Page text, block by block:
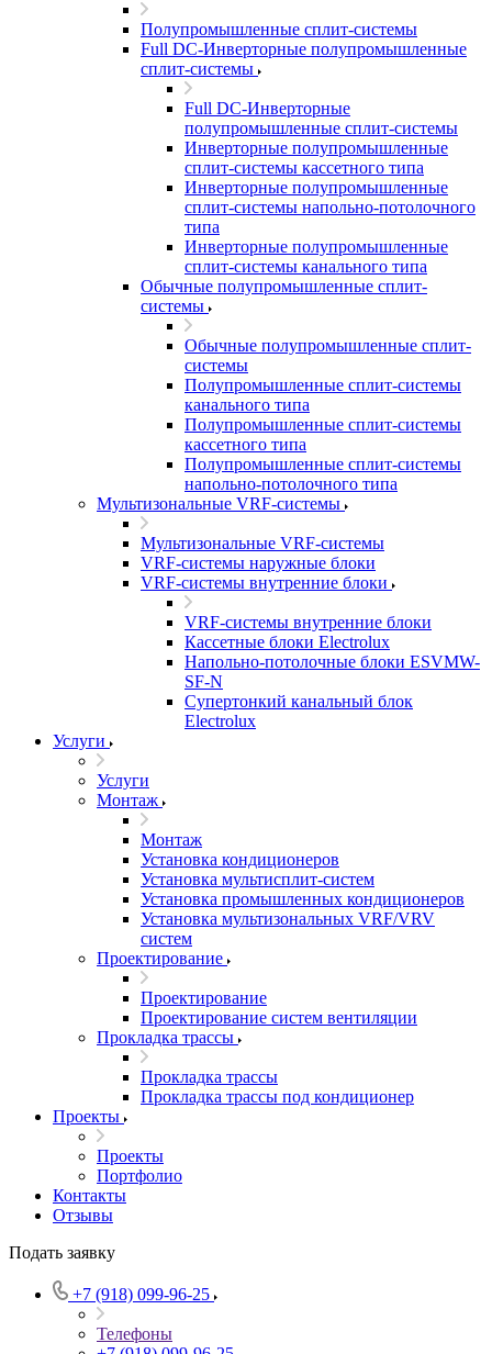
Полупромышленные сплит-системы
Full DC-Инверторные полупромышленные
сплит-системы
Full DC-Инверторные
полупромышленные сплит-системы
Инверторные полупромышленные
сплит-системы кассетного типа
Инверторные полупромышленные
сплит-системы напольно-потолочного
типа
Инверторные полупромышленные
сплит-системы канального типа
Обычные полупромышленные сплит-
системы
Обычные полупромышленные сплит-
системы
Полупромышленные сплит-системы
канального типа
Полупромышленные сплит-системы
кассетного типа
Полупромышленные сплит-системы
напольно-потолочного типа
Мультизональные VRF-системы
Мультизональные VRF-системы
VRF-системы наружные блоки
VRF-системы внутренние блоки
VRF-системы внутренние блоки
Кассетные блоки Electrolux
Напольно-потолочные блоки ESVMW-
SF-N
Супертонкий канальный блок
Electrolux
Услуги
Услуги
Монтаж
Монтаж
Установка кондиционеров
Установка мультисплит-систем
Установка промышленных кондиционеров
Установка мультизональных VRF/VRV
систем
Проектирование
Проектирование
Проектирование систем вентиляции
Прокладка трассы
Прокладка трассы
Прокладка трассы под кондиционер
Проекты
Проекты
Портфолио
Контакты
Отзывы
Подать заявку
+7 (918) 099-96-25
Телефоны